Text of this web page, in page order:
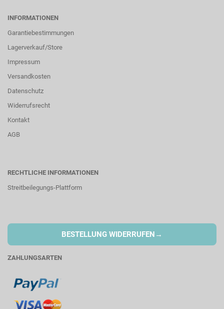
INFORMATIONEN
Garantiebestimmungen
Lagerverkauf/Store
Impressum
Versandkosten
Datenschutz
Widerrufsrecht
Kontakt
AGB
RECHTLICHE INFORMATIONEN
Streitbeilegungs-Plattform
BESTELLUNG WIDERRUFEN →
ZAHLUNGSARTEN